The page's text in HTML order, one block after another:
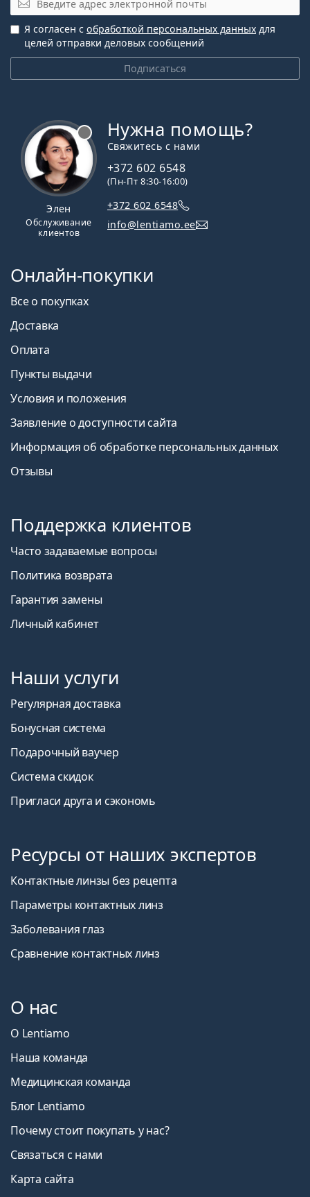
Подписаться
Я согласен с обработкой персональных данных для
целей отправки деловых сообщений
Элен
Обслуживание
клиентов
Нужна помощь?
Свяжитесь с нами
+372 602 6548
(Пн-Пт 8:30-16:00)
+372 602 6548
info@lentiamo.ee
Онлайн-покупки
Все о покупках
Доставка
Оплата
Пункты выдачи
Условия и положения
Заявление о доступности сайта
Информация об обработке персональных данных
Отзывы
Поддержка клиентов
Часто задаваемые вопросы
Политика возврата
Гарантия замены
Личный кабинет
Наши услуги
Регулярная доставка
Бонусная система
Подарочный ваучер
Система скидок
Пригласи друга и сэкономь
Ресурсы от наших экспертов
Контактные линзы без рецепта
Параметры контактных линз
Заболевания глаз
Сравнение контактных линз
О нас
О Lentiamo
Наша команда
Медицинская команда
Блог Lentiamo
Почему стоит покупать у нас?
Связаться с нами
Карта сайта